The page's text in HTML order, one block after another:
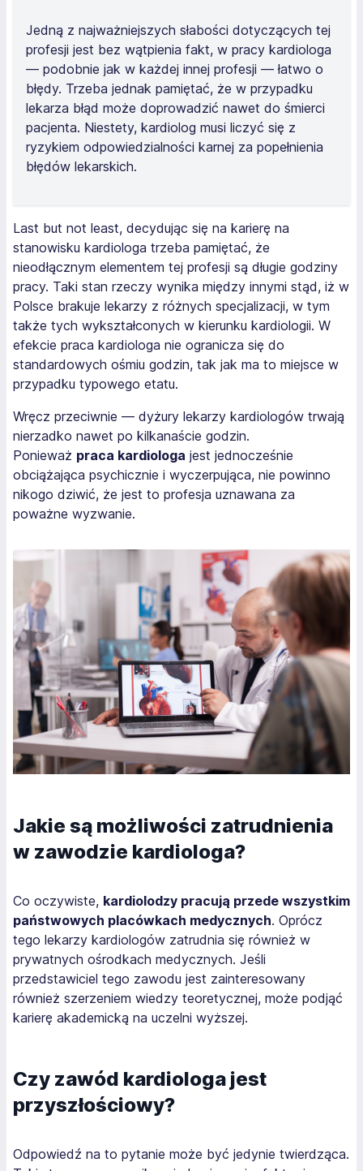
Jedną z najważniejszych słabości dotyczących tej
profesji jest bez wątpienia fakt, w pracy kardiologa
— podobnie jak w każdej innej profesji — łatwo o
błędy. Trzeba jednak pamiętać, że w przypadku
lekarza błąd może doprowadzić nawet do śmierci
pacjenta. Niestety, kardiolog musi liczyć się z
ryzykiem odpowiedzialności karnej za popełnienia
błędów lekarskich.
Last but not least, decydując się na karierę na
stanowisku kardiologa trzeba pamiętać, że
nieodłącznym elementem tej profesji są długie godziny
pracy. Taki stan rzeczy wynika między innymi stąd, iż w
Polsce brakuje lekarzy z różnych specjalizacji, w tym
także tych wykształconych w kierunku kardiologii. W
efekcie praca kardiologa nie ogranicza się do
standardowych ośmiu godzin, tak jak ma to miejsce w
przypadku typowego etatu.
Wręcz przeciwnie — dyżury lekarzy kardiologów trwają
nierzadko nawet po kilkanaście godzin.
Ponieważ praca kardiologa jest jednocześnie
obciążająca psychicznie i wyczerpująca, nie powinno
nikogo dziwić, że jest to profesja uznawana za
poważne wyzwanie.
Jakie są możliwości zatrudnienia
w zawodzie kardiologa?
Co oczywiste, kardiolodzy pracują przede wszystkim
państwowych placówkach medycznych. Oprócz
tego lekarzy kardiologów zatrudnia się również w
prywatnych ośrodkach medycznych. Jeśli
przedstawiciel tego zawodu jest zainteresowany
również szerzeniem wiedzy teoretycznej, może podjąć
karierę akademicką na uczelni wyższej.
Czy zawód kardiologa jest
przyszłościowy?
Odpowiedź na to pytanie może być jedynie twierdząca.